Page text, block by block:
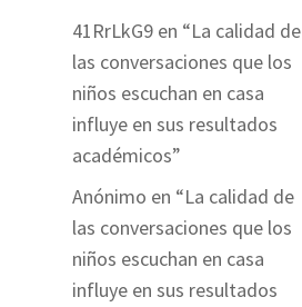
41RrLkG9en “La calidad de
las conversaciones que los
niños escuchan en casa
influye en sus resultados
académicos”
Anónimo en “La calidad de
las conversaciones que los
niños escuchan en casa
influye en sus resultados